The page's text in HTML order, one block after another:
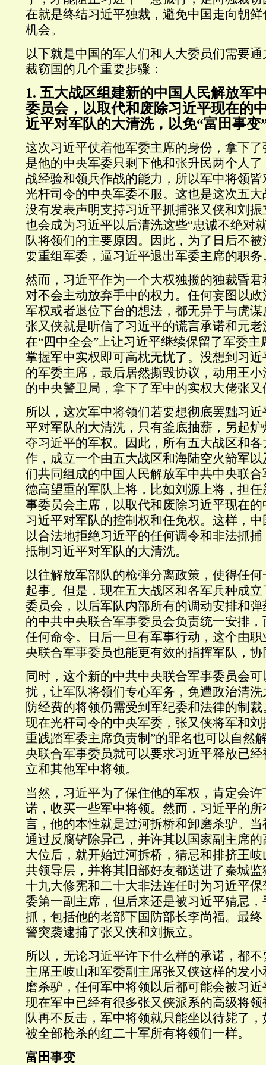
在就是终结习近平独裁，避免中国走向朝
机会。
以下就是中国的军人们和人大委员们需要
裁窃国的几个重要步骤：
1. 五大战区组建新的中国人民解放军
委员会，以取代和废除习近平现在的
近平对军队的大清洗，以免“富田事变
这次习近平仗着他军委主席的身份，拿下
是他的中央军委只剩下他和张升民两个人
战经验和领兵作战的能力，所以军中将领
光杆司令的中央军委不服。这也是这次五
没有发表声明支持习近平抓捕张又侠和刘
也会成为习近平以后清洗这些“忠诚不绝对
队将领们的主要原因。因此，为了日后不
要重组军委，逼习近平退出军委主席的职务
然而，习近平作为一个大权独揽的独裁昏
对不会主动放弃手中的权力。任何妄图以
军权或者退位下台的想法，都无异于与虎
张又侠就是听信了习近平的谎言承诺和元
在“四中全会”上让习近平继续保留了军委
掌握军中实权即可高枕无忧了。没想到习
的军委主席，最后居然撕毁协议，动用王
的中央警卫局，拿下了军中的实权大佬张
所以，这次军中将领们若要想彻底罢黜习
平对军队的大清洗，只有釜底抽薪，另起
夺习近平的军权。因此，所有五大战区和
作，成立一个由五大战区和海陆空火箭军
们共同组成的中国人民解放军中共中央联
德高望重的军队上将，比如刘源上将，担
事委员会主席，以取代和废除习近平现在
习近平对军队的控制权和任免权。这样，
以合法地拒绝习近平的任何调令和非法抓
抵制习近平对军队的大清洗。
以往解放军部队的枪弹分离政策，使得任
起事。但是，现在五大战区和各军兵种成
委员会，以后军队内部所有的调动安排和弹
的中共中央联合军事委员会负责统一安排
任何命令。日后一旦有军事行动，这个由
央联合军事委员也能更有效的指挥军队，
同时，这个新的中共中央联合军事委员会
扰，让军队将领们专心军务，免遭政治清
防经费的将领仍需受到军纪委和法律的制
现在光杆司令的中央军委，张又侠将军和
重践踏军委主席负责制”的罪名也可以自然
央联合军事委员就可以要求习近平释放已
立和其他军中将领。
当然，习近平为了保住他的军权，肯定会
诺，收买一些军中将领。然而，习近平的
言，他的本性就是过河拆桥和卸磨杀驴。
通过反腐铲除异己，并许其以国家副主席
大位后，就开始过河拆桥，猜忌和排挤王
共领导层，并将其旧部好友都送进了秦城
十九大修宪和二十大非法连任时为习近平
委第一副主席，但后来还是被习近平猜忌
抓，包括他的老部下国防部长李尚福。最
警突袭逮捕了张又侠和刘振立。
所以，无论习近平许下什么样的承诺，都
主席王岐山和军委副主席张又侠这样的发
磨杀驴，任何军中将领以后都可能会被习
现在军中已经有很多张又侠派系的高级将
队再不反击，军中将领就只能坐以待毙了，
被全部枪杀的红二十军所有将领们一样。
富田事变